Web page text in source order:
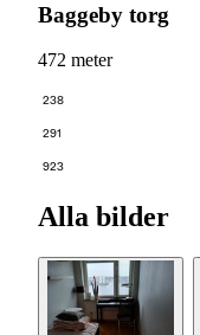
Baggeby torg
472 meter
238
291
923
Alla bilder